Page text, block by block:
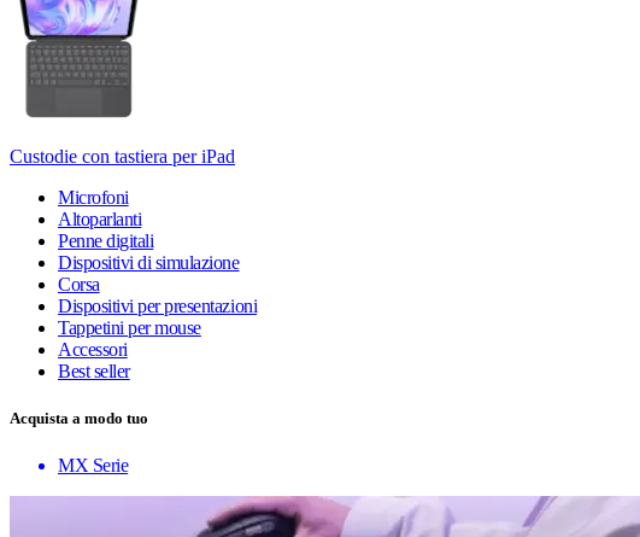
Custodie con tastiera per iPad
Microfoni
Altoparlanti
Penne digitali
Dispositivi di simulazione
Corsa
Dispositivi per presentazioni
Tappetini per mouse
Accessori
Best seller
Acquista a modo tuo
MX Serie